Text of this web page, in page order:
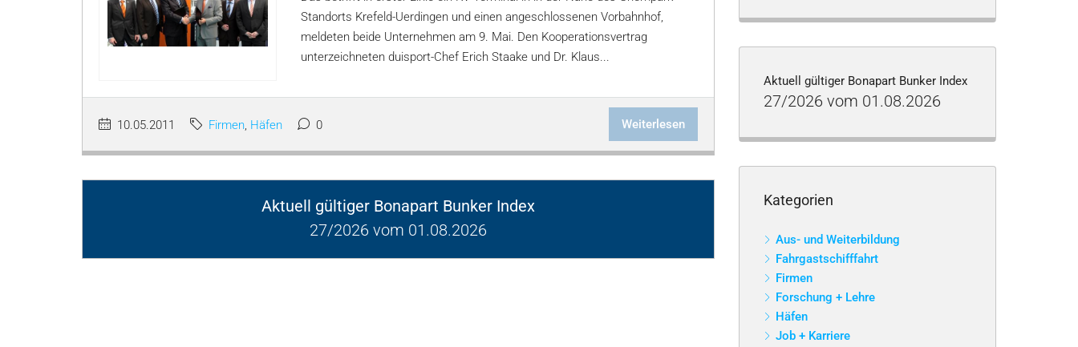
Standorts Krefeld-Uerdingen und einen angeschlossenen Vorbahnhof,
meldeten beide Unternehmen am 9. Mai. Den Kooperationsvertrag
unterzeichneten duisport-Chef Erich Staake und Dr. Klaus...
10.05.2011 Firmen, Häfen 0 Weiterlesen
Aktuell gültiger Bonapart Bunker Index
27/2026 vom 01.08.2026
Aktuell gültiger Bonapart Bunker Index
27/2026 vom 01.08.2026
Kategorien
Aus- und Weiterbildung
Fahrgastschifffahrt
Firmen
Forschung + Lehre
Häfen
Job + Karriere